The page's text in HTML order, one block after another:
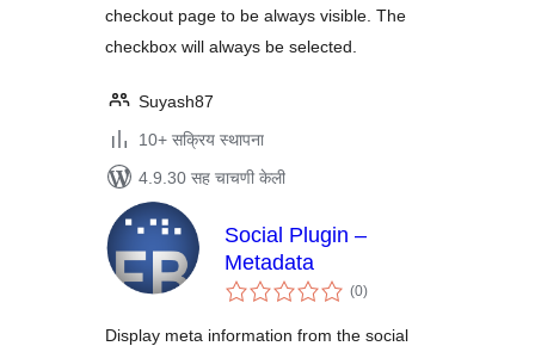
checkout page to be always visible. The
checkbox will always be selected.
Suyash87
10+ सक्रिय स्थापना
4.9.30 सह चाचणी केली
Social Plugin –
Metadata
(0एकूण
मूल्यांकन
)
Display meta information from the social